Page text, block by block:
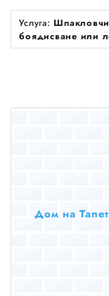
Услуга:
боядисване или
Дом на